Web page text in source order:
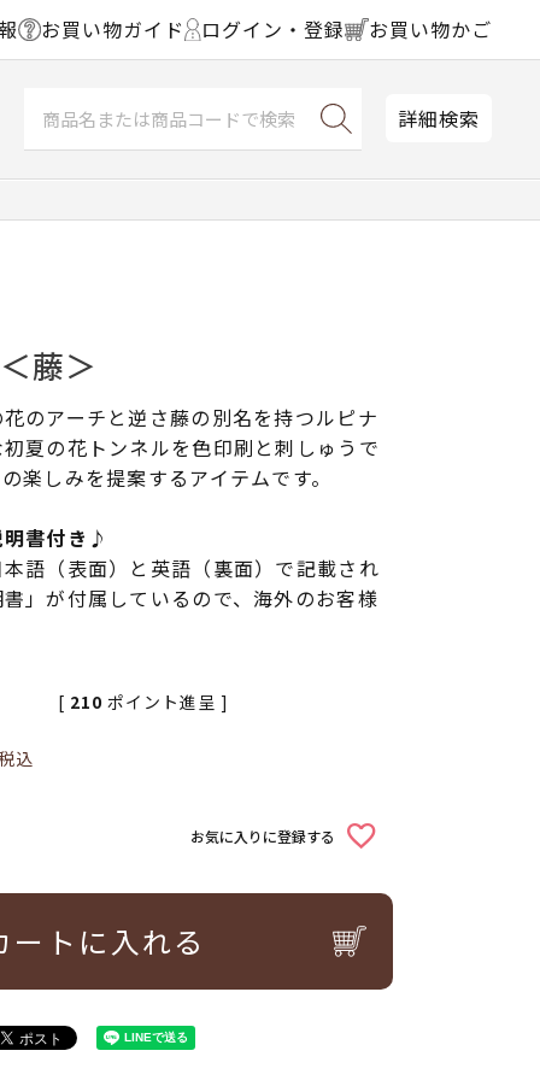
お買い物ガイド ログイン・登録 お買い物かご
詳細検索
藤＞
のアーチと逆さ藤の別名を持つルピナ
夏の花トンネルを色印刷と刺しゅうで
楽しみを提案するアイテムです。
明書付き♪
語（表面）と英語（裏面）で記載され
」が付属しているので、海外のお客様
込
[ 210 ポイント進呈 ]
お気に入りに登録する
ートに入れる